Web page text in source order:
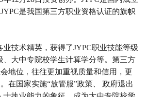
是我国第三方职业资格认证的旗帜
技术精英，获得了JYPC职业技能等级
大中专院校学生计算学分等。第三方
地位，往往更加重视质量和信用，更
在国家实施“放管服”政策、
政府退出